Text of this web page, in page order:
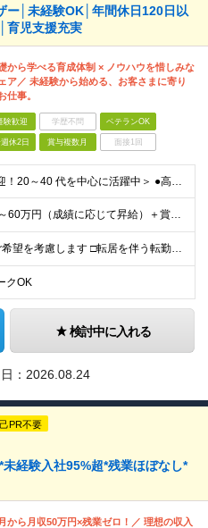
ー│未経験OK│年間休日120日以
育児支援充実
から学べる育成体制 × ノウハウを惜しみな
ア／ 未経験から始める、お客さまに寄り
仕事。
験歓迎 学歴不問 ベテランOK
休2日 賞与複数月 面接1回
＜未経験歓迎！20～40 代を中心に活躍中＞ ●高卒以上 ●業界・業種未経験OK <こんな方を歓迎します> ・公私ともに生涯活かせる専門知識を身につけたい方 ・ライフステージが変わってもキャリアを築
月給20万円～60万円（成績に応じて昇給）＋賞与年4回 ※前職給与・経験・年齢・能力を考慮の上、決定します ※試用期間3ヶ月あり（期間中の待遇に変更なし） ※入社後2年間は、研修期間として初期補給制
□勤務地はご希望を考慮します □転居を伴う転勤はありません ●首都圏第七FA支社 東京都港区虎ノ門3-17-1 TOKYU REIT虎ノ門ビル4F ​●つくばFA支社 茨城県つくば市竹園1-6
クOK
検討中に入れる
： 2026.08.24
PR不要
経験入社95%超*残業ほぼなし*
から月収50万円×残業ゼロ！／ 理想の収入